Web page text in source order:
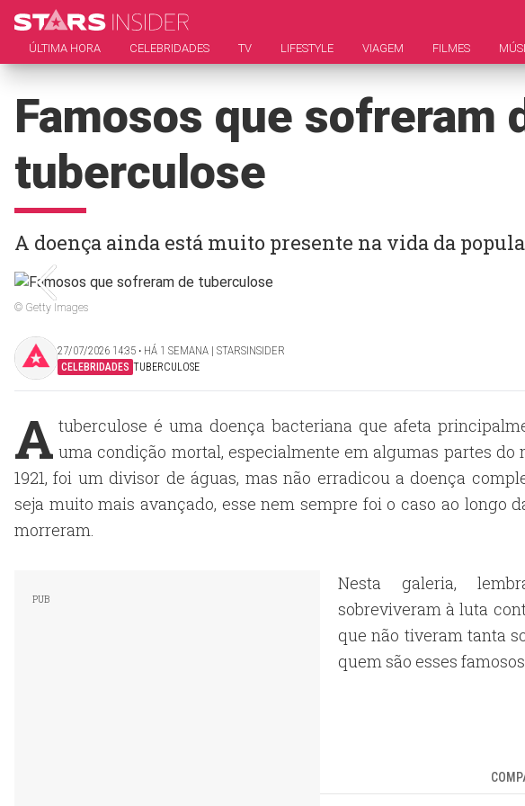
ÚLTIMA HORA CELEBRIDADES TV LIFESTYLE VIAGEM FILMES
Famosos que sofreram
tuberculose
A doença ainda está muito presente na vida da
© Getty Images
27/07/2026 14:35 ‧ HÁ 1 SEMANA | STARSINSIDER
CELEBRIDADES TUBERCULOSE
A tuberculose é uma doença bacteriana que afeta
uma condição mortal, especialmente em algumas partes do
1921, foi um divisor de águas, mas não erradicou a doença
seja muito mais avançado, esse nem sempre foi o caso ao longo
morreram.
Nesta galeria,
sobreviveram à luta
que não tiveram tanta
quem são esses